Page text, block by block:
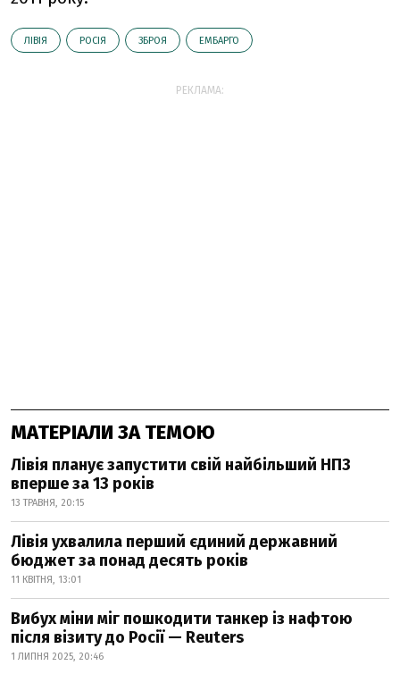
ЛІВІЯ РОСІЯ ЗБРОЯ ЕМБАРГО
РЕКЛАМА:
МАТЕРІАЛИ ЗА ТЕМОЮ
Лівія планує запустити свій найбільший НПЗ
вперше за 13 років
13 ТРАВНЯ, 20:15
Лівія ухвалила перший єдиний державний
бюджет за понад десять років
11 КВІТНЯ, 13:01
Вибух міни міг пошкодити танкер із нафтою
після візиту до Росії — Reuters
1 ЛИПНЯ 2025, 20:46